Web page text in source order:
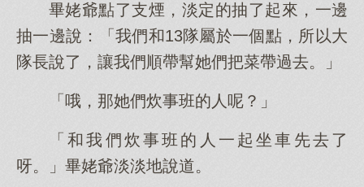
畢姥爺點了支煙，淡定的抽了起來，一邊
抽一邊說：「我們和13隊屬於一個點，所以大
隊長說了，讓我們順帶幫她們把菜帶過去。」
「哦，那她們炊事班的人呢？」
「和我們炊事班的人一起坐車先去了
呀。」畢姥爺淡淡地說道。